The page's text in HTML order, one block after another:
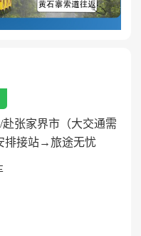
张家界市（大交通需
排接站→旅途无忧